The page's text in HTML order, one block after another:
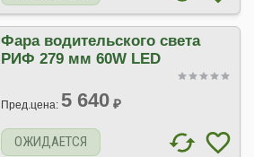
Фара водительского света
РИФ 279 мм 60W LED
Пред.цена: 5 640 ₽
ОЖИДАЕТСЯ